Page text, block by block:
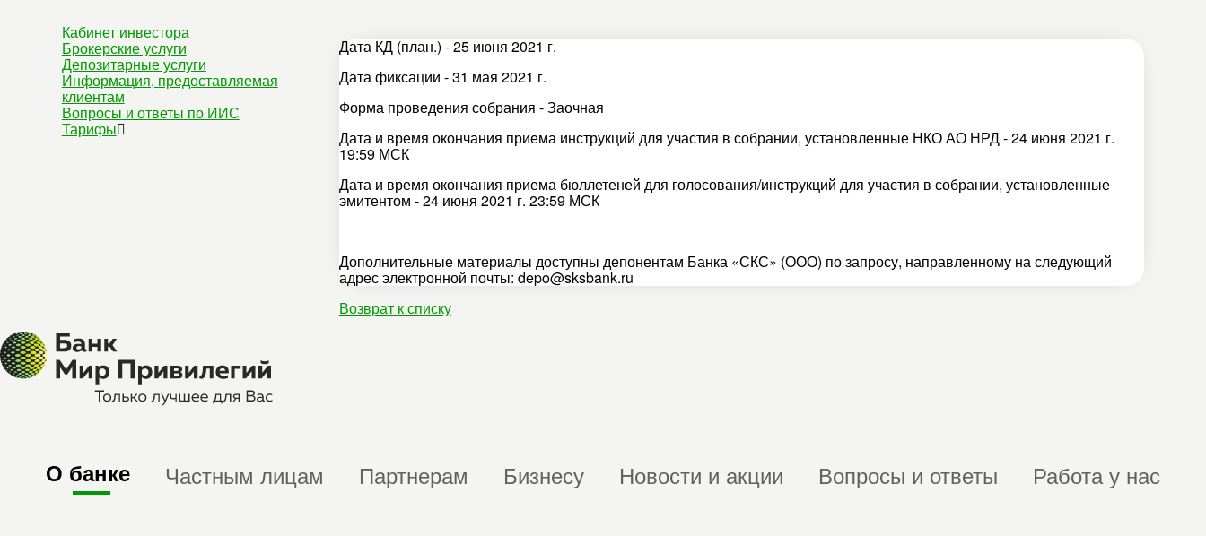
Кабинет инвестора
Брокерские услуги
Депозитарные услуги
Информация, предоставляемая
клиентам
Вопросы и ответы по ИИС
Тарифы
Дата КД (план.) - 25 июня 2021 г.
Дата фиксации - 31 мая 2021 г.
Форма проведения собрания - Заочная
Дата и время окончания приема инструкций для участия в собрании, установленные НКО АО НРД - 24 июня 2021 г.
19:59 МСК
Дата и время окончания приема бюллетеней для голосования/инструкций для участия в собрании, установленные
эмитентом - 24 июня 2021 г. 23:59 МСК
Дополнительные материалы доступны депонентам Банка «СКС» (ООО) по запросу, направленному на следующий
адрес электронной почты: depo@sksbank.ru
Возврат к списку
О банке Частным лицам Партнерам Бизнесу Новости и акции Вопросы и ответы Работа у нас